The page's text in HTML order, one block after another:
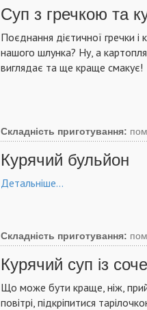
Суп з гречкою та
Поєднання дієтичної гречки
нашого шлунка? Ну, а
виглядає та ще краще смакує!
Складність приготування:
Курячий бульйон
Детальніше...
Складність приготування:
Курячий суп із
Що може бути краще, ніж,
повітрі, підкріпитися